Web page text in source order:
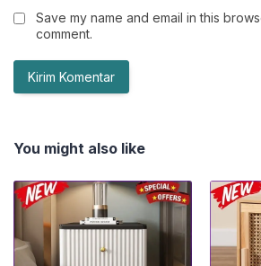
Save my name and email in this
comment.
You might also like